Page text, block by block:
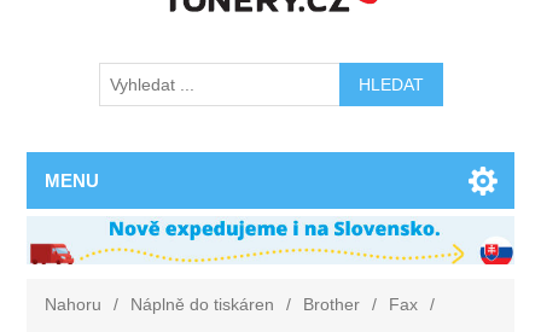
MENU
Nahoru / Náplně do tiskáren / Brother / Fax
/